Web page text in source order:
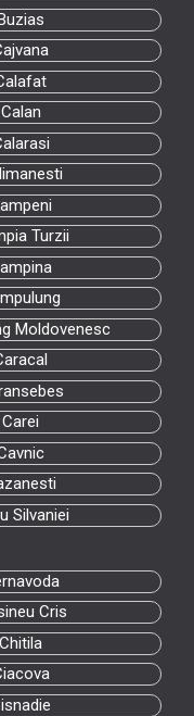
Turzii
Moldovenesc
Silvaniei
Cris